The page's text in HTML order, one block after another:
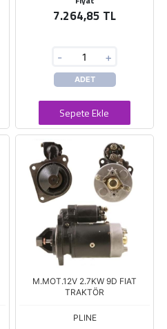
7.264,85 TL
- +
ADET
Sepete Ekle
M.MOT.12V 2.7KW 9D FIAT
TRAKTÖR
PLINE